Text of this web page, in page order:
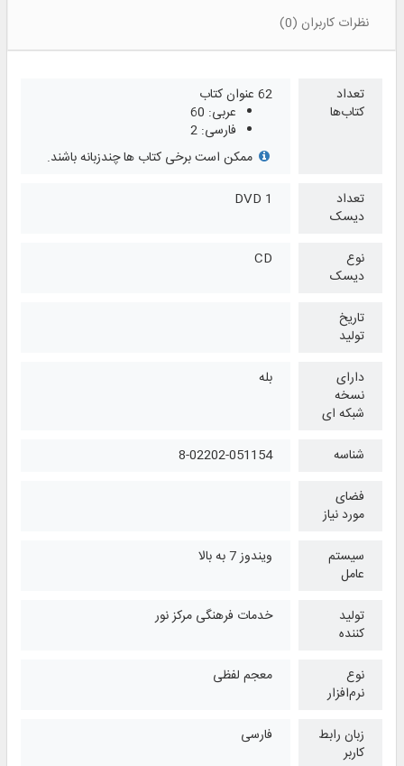
نظرات کاربران (0)
تعداد
کتاب‌ها
62 عنوان کتاب
عربی: 60
فارسی: 2
ممکن است برخی کتاب ها چندزبانه باشند.
تعداد
دیسک
1 DVD
نوع
دیسک
CD
تاریخ
تولید
دارای
نسخه
شبکه ای
بله
شناسه
8-02202-051154
فضای
مورد نیاز
سیستم
عامل
ویندوز 7 به بالا
تولید
کننده
خدمات فرهنگی مرکز نور
نوع
نرم‌افزار
معجم لفظی
زبان رابط
کاربر
فارسی